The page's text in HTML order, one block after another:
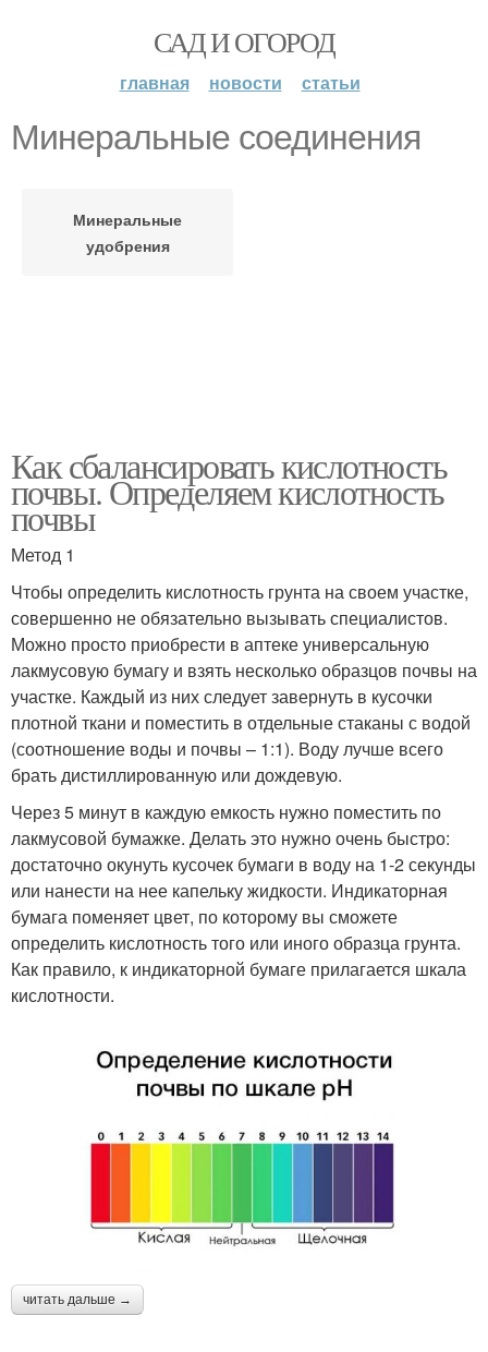
САД И ОГОРОД
главная новости статьи
Минеральные соединения
Минеральные
удобрения
Как сбалансировать кислотность
почвы. Определяем кислотность
почвы
Метод 1
Чтобы определить кислотность грунта на своем участке,
совершенно не обязательно вызывать специалистов.
Можно просто приобрести в аптеке универсальную
лакмусовую бумагу и взять несколько образцов почвы на
участке. Каждый из них следует завернуть в кусочки
плотной ткани и поместить в отдельные стаканы с водой
(соотношение воды и почвы – 1:1). Воду лучше всего
брать дистиллированную или дождевую.
Через 5 минут в каждую емкость нужно поместить по
лакмусовой бумажке. Делать это нужно очень быстро:
достаточно окунуть кусочек бумаги в воду на 1-2 секунды
или нанести на нее капельку жидкости. Индикаторная
бумага поменяет цвет, по которому вы сможете
определить кислотность того или иного образца грунта.
Как правило, к индикаторной бумаге прилагается шкала
кислотности.
читать дальше →